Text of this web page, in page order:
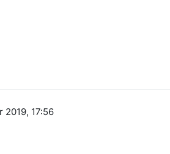
2019, 17:56